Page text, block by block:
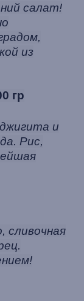
салат!
из
гр
и
Рис,
сливочная